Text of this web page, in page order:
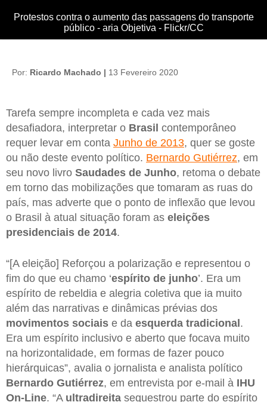
Protestos contra o aumento das passagens do transporte
público - aria Objetiva - Flickr/CC
Por: Ricardo Machado | 13 Fevereiro 2020
Tarefa sempre incompleta e cada vez mais
desafiadora, interpretar o Brasil contemporâneo
requer levar em conta Junho de 2013, quer se goste
ou não deste evento político. Bernardo Gutiérrez, em
seu novo livro Saudades de Junho, retoma o debate
em torno das mobilizações que tomaram as ruas do
país, mas adverte que o ponto de inflexão que levou
o Brasil à atual situação foram as eleições
presidenciais de 2014.
“[A eleição] Reforçou a polarização e representou o
fim do que eu chamo ‘espírito de junho’. Era um
espírito de rebeldia e alegria coletiva que ia muito
além das narrativas e dinâmicas prévias dos
movimentos sociais e da esquerda tradicional.
Era um espírito inclusivo e aberto que focava muito
na horizontalidade, em formas de fazer pouco
hierárquicas”, avalia o jornalista e analista político
Bernardo Gutiérrez, em entrevista por e-mail à IHU
On-Line. “A ultradireita sequestrou parte do espírito